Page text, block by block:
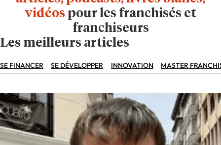
vidéos pour les franchisés et
franchiseurs
Les meilleurs articles
SE FINANCER SE DÉVELOPPER INNOVATION MASTER